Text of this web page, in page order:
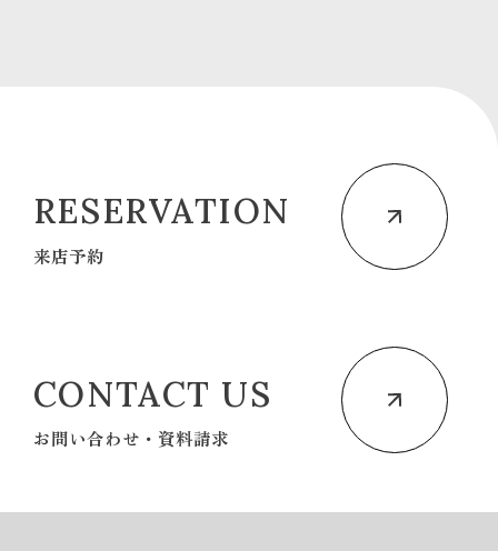
RESERVATION
来店予約
CONTACT US
お問い合わせ・資料請求